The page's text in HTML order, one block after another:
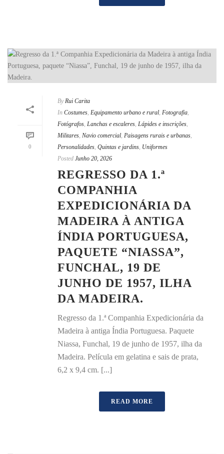
0
By Rui Carita
In Costumes, Equipamento urbano e rural, Fotografia,
Fotógrafos, Lanchas e escaleres, Lápides e inscrições,
Militares, Navio comercial, Paisagens rurais e urbanas,
Personalidades, Quintas e jardins, Uniformes
Posted Junho 20, 2026
REGRESSO DA 1.ª
COMPANHIA
EXPEDICIONÁRIA DA
MADEIRA À ANTIGA
ÍNDIA PORTUGUESA,
PAQUETE “NIASSA”,
FUNCHAL, 19 DE
JUNHO DE 1957, ILHA
DA MADEIRA.
Regresso da 1.ª Companhia Expedicionária da
Madeira à antiga Índia Portuguesa. Paquete
Niassa, Funchal, 19 de junho de 1957, ilha da
Madeira. Película em gelatina e sais de prata,
6,2 x 9,4 cm. [...]
READ MORE